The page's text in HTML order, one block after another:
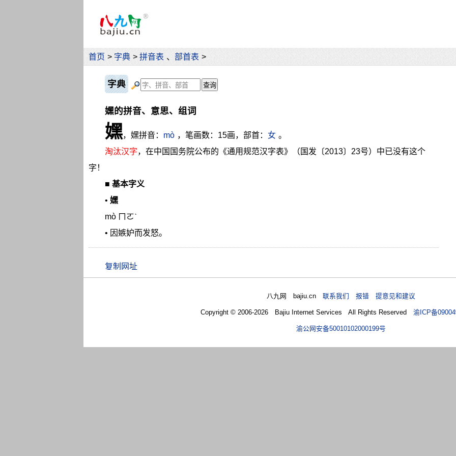
首页 > 字典 > 拼音表 、 部首表 >
字典
嫼的拼音、意思、组词
嫼，嫼拼音： mò ，笔画数：15画，部首： 女 。
淘汰汉字，在中国国务院公布的《通用规范汉字表》（国发〔2013〕23号）中已没有这个
字！
■ 基本字义
• 嫼
mò ㄇㄛˋ
• 因嫉妒而发怒。
八九网 bajiu.cn联系我们 报错 提意见和建议
Copyright © 2006-2026 Bajiu Internet Services All Rights Reserved 渝ICP备
渝公网安备50010102000199号